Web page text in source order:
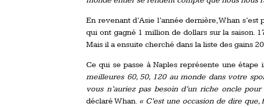
En revenant d’Asie l’année dernière, Whan
qui ont gagné 1 million de dollars sur la saison.
Mais il a ensuite cherché dans la liste des gains
Ce qui se passe à Naples représente une étape
meilleures 60, 50, 120 au monde dans votre
vous n’auriez pas besoin d’un riche oncle
déclaré Whan. « C’est une occasion de dire